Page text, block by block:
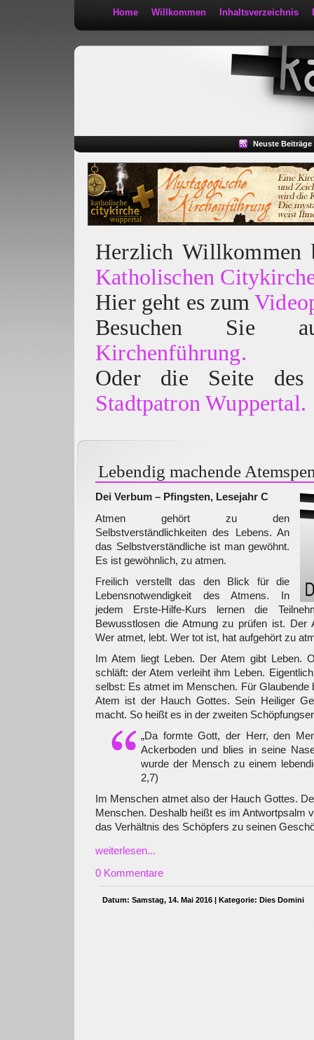
Home Willkommen Inhaltsverzeichnis
Neuste Beiträge
Herzlich
Katholischen
Hier geht es zum
Besuchen
Kirchenführung.
Oder die Seite des
Stadtpatron Wuppertal.
Lebendig machende
Dei Verbum – Pfingsten, Lesejahr C
Atmen gehört zu den
Selbstverständlichkeiten des Lebens. An
das Selbstverständliche ist man gewöhnt.
Es ist gewöhnlich, zu atmen.
Freilich verstellt das den Blick für die
Lebensnotwendigkeit des Atmens. In
jedem Erste-Hilfe-Kurs lernen die
Bewusstlosen die Atmung zu prüfen ist. Der
Wer atmet, lebt. Wer tot ist, hat aufgehört zu
Im Atem liegt Leben. Der Atem gibt Leben.
schläft: der Atem verleiht ihm Leben.
selbst: Es atmet im Menschen. Für Glaubende
Atem ist der Hauch Gottes. Sein Heiliger
macht. So heißt es in der zweiten
„Da formte Gott, der Herr, den
Ackerboden und blies in seine
wurde der Mensch zu einem
2,7)
Im Menschen atmet also der Hauch Gottes.
Menschen. Deshalb heißt es im Antwortpsalm
das Verhältnis des Schöpfers zu seinen
weiterlesen...
0 Kommentare
Datum: Samstag, 14. Mai 2016 | Kategorie: Dies Domini